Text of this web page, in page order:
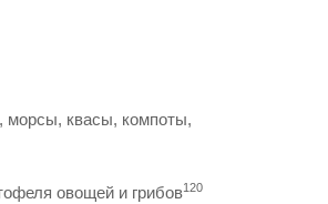
морсы, квасы, компоты,
овощей и грибов120